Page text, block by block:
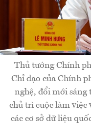
Thủ tướng Chính
Chỉ đạo của Chính
nghệ, đổi mới sáng
chủ trì cuộc làm
các cơ sở dữ liệu